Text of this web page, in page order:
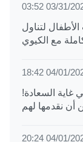
03/31/2025
لتناول
مع الكيوي
04/01/2025
غاية السعادة!
أن نقدمها لهم
04/01/2025